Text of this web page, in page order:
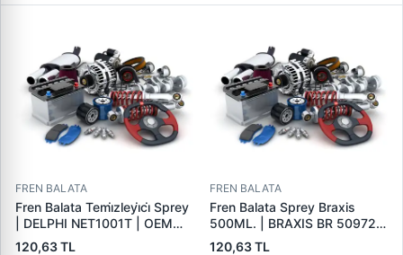
FREN BALATA
Fren Balata Temi̇zleyi̇ci̇ Sprey
| DELPHI NET1001T | OEM
BALATA SPREYI
120,63 TL
FREN BALATA
Fren Balata Sprey Braxis
500ML. | BRAXIS BR 50972 |
OEM BALATA SPREYI
120,63 TL